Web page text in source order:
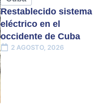
Restablecido sistema
eléctrico en el
occidente de Cuba
2 AGOSTO, 2026